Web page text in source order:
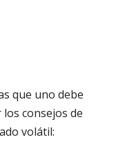
que uno debe
consejos de
volátil: